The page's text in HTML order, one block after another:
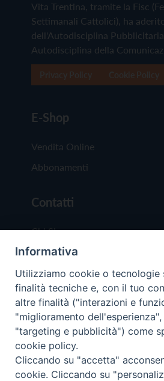
Vita Trentina, tramite la Fisc
Settimanali Cattolici), ha
dell'Autodisciplina
Autodisciplina della
E-Shop
Vendita Online
Abbonamenti
Contatti
Chi Siamo
Redazione
Scrivici
Copyright © 2019 - Tutti
Trentina Editrice
Informativa
Utilizziamo cookie o tecnologie
finalità tecniche e, con il tuo
altre finalità ("interazioni e
"miglioramento
"targeting e pubblicità") come
cookie policy.
Cliccando su "accetta"
cookie. Cliccando su